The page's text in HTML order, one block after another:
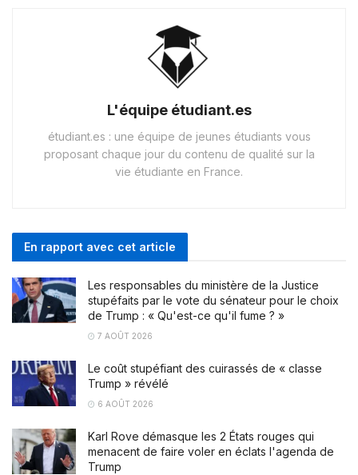
L'équipe étudiant.es
étudiant.es : une équipe de jeunes étudiants vous
proposant chaque jour du contenu de qualité sur la
vie étudiante en France.
En rapport avec cet article
Les responsables du ministère de la Justice
stupéfaits par le vote du sénateur pour le choix
de Trump : « Qu'est-ce qu'il fume ? »
7 AOÛT 2026
Le coût stupéfiant des cuirassés de « classe
Trump » révélé
6 AOÛT 2026
Karl Rove démasque les 2 États rouges qui
menacent de faire voler en éclats l'agenda de
Trump